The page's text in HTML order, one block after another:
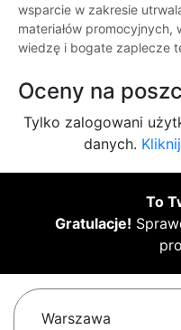
wsparcie w zakresie
materiałów
wiedzę i bogate zaplecze
Oceny na
Tylko zalogowani
danych.
To
Gratulacje!
Warszawa